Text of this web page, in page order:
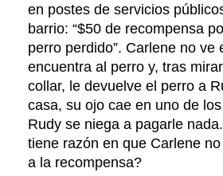
en postes de servicios
barrio: “$50 de recompensa
perro perdido”. Carlene no ve
encuentra al perro y, tras
collar, le devuelve el perro a
casa, su ojo cae en uno de
Rudy se niega a pagarle
tiene razón en que Carlene
a la recompensa?